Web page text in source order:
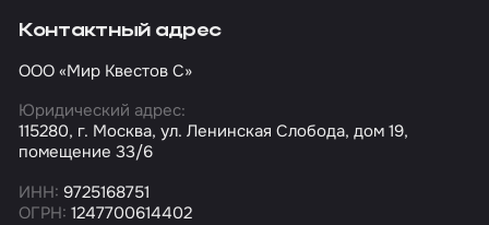
Контактный адрес
ООО «Мир Квестов С»
Юридический адрес:
115280, г. Москва, ул. Ленинская Слобода, дом 19,
помещение 33/6
ИНН: 9725168751
ОГРН: 1247700614402